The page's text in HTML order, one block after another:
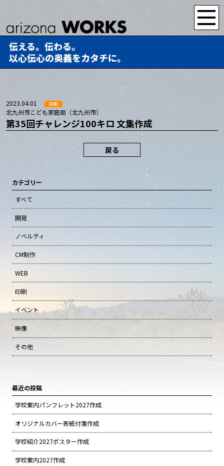
伝える。伝わる。
以心伝心の奥義をカタチに。
2023.04.01 印刷
北九州市こども家庭局（北九州市）
第35回チャレンジ100キロ 文集作成
戻る
カテゴリー
すべて
開発
ノベルティ
CM制作
WEB
印刷
イベント
映像
その他
最近の投稿
学校案内パンフレット2027作成
オリジナルカバー表紙付箋作成
学校紹介2027ポスター作成
学校案内2027作成